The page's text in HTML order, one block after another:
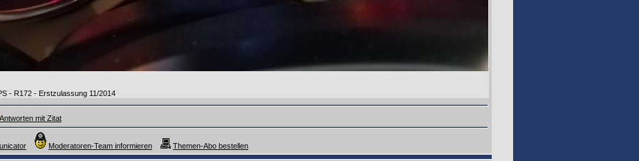
- R172 - Erstzulassung 11/2014
Antworten mit Zitat
Moderatoren-Team informieren Themen-Abo bestellen